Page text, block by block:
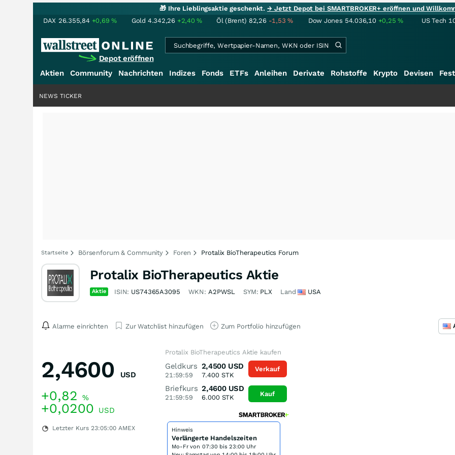
🎁 Ihre Lieblingsaktie geschenkt.→ Jetzt Depot bei SMARTBROKER+ eröffnen und
DAX 26.355,84 +0,69% Gold 4.342,26 +2,40% Öl (Brent) 82,26 -1,53% Dow Jones 54.036,10 +0,25% US Tech
Depot eröffnen
Aktien
Community Nachrichten Indizes Fonds ETFs Anleihen Derivate Rohstoffe Krypto Devisen
NEWS TICKER
Startseite Börsenforum & Community Foren Protalix BioTherapeutics Forum
Protalix BioTherapeutics Aktie
Aktie ISIN: US74365A3095 WKN: A2PWSL SYM: PLX Land USA
Alarme einrichten Zur Watchlist hinzufügen Zum Portfolio hinzufügen
2,4600 USD
+0,82 %
+0,0200 USD
Letzter Kurs 23:05:00 AMEX
Protalix BioTherapeutics Aktie kaufen
Geldkurs
21:59:59
2,4500 USD
7.400STK
Briefkurs
21:59:59
2,4600 USD
6.000STK
Verkauf
Kauf
Hinweis
Verlängerte Handelszeiten
Mo-Fr von 07:30 bis 23:00 Uhr